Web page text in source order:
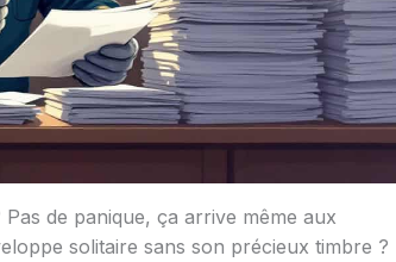
de panique, ça arrive même aux
solitaire sans son précieux timbre ?